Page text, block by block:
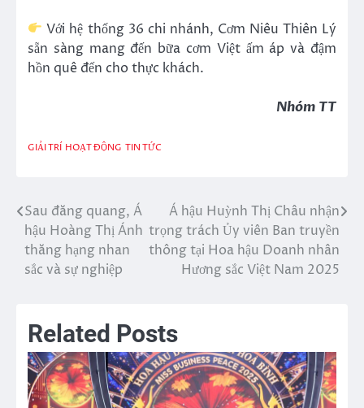
Với hệ thống 36 chi nhánh, Cơm Niêu Thiên Lý
sẵn sàng mang đến bữa cơm Việt ấm áp và đậm
hồn quê đến cho thực khách.
Nhóm TT
GIẢI TRÍ HOẠT ĐỘNG TIN TỨC
Điều
hướng
bài
Sau đăng quang, Á
hậu Hoàng Thị Ánh
thăng hạng nhan
sắc và sự nghiệp
Á hậu Huỳnh Thị Châu nhận
trọng trách Ủy viên Ban truyền
thông tại Hoa hậu Doanh nhân
Hương sắc Việt Nam 2025
Related Posts